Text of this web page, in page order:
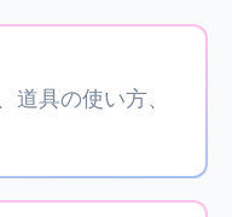
道具の使い方、